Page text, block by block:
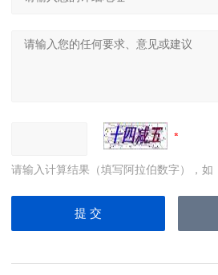
请输入计算结果（填写阿拉伯数字），如